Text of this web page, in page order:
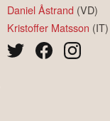
Daniel Åstrand (VD)
Kristoffer Matsson (IT)